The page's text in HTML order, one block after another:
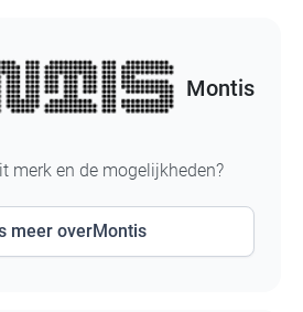
Montis
merk en de mogelijkheden?
meer overMontis